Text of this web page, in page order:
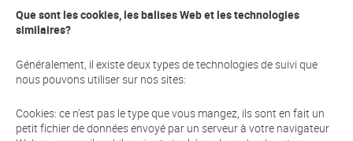
Que sont les cookies, les balises Web et les technologies
similaires?
Généralement, il existe deux types de technologies de suivi que
nous pouvons utiliser sur nos sites:
Cookies: ce n'est pas le type que vous mangez, ils sont en fait un
petit fichier de données envoyé par un serveur à votre navigateur